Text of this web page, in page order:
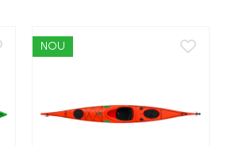
NOU